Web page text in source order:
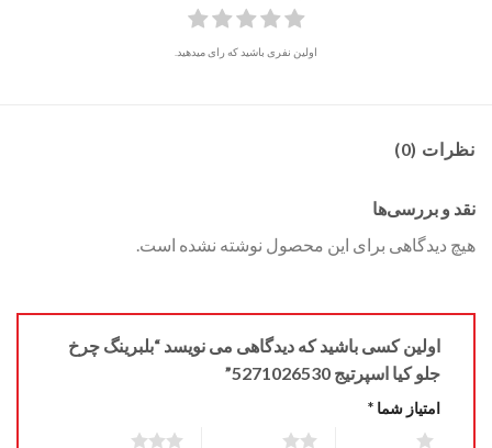
اولین نفری باشید که رای میدهید.
نظرات (0)
نقد و بررسی‌ها
هیچ دیدگاهی برای این محصول نوشته نشده است.
اولین کسی باشید که دیدگاهی می نویسد “بلبرینگ چرخ
جلو کیا اسپرتیج 5271026530”
امتیاز شما *